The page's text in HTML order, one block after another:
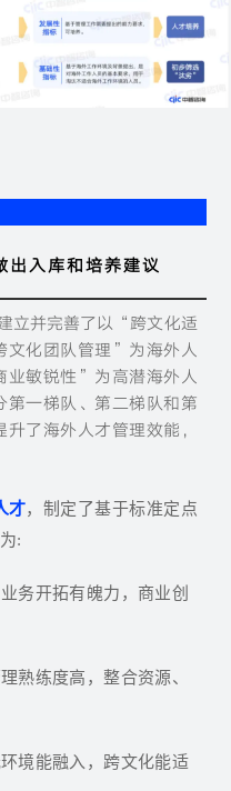
出入库和培养建议
立并完善了以“跨文化适
化团队管理”为海外人
业敏锐性”为高潜海外人
第一梯队、第二梯队和第
了海外人才管理效能，
才，制定了基于标准定点
:
业务开拓有魄力，商业创
熟练度高，整合资源、
境能融入，跨文化能适